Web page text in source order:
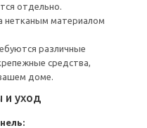
отдельно.
нетканым материалом
различные
средства,
доме.
и уход